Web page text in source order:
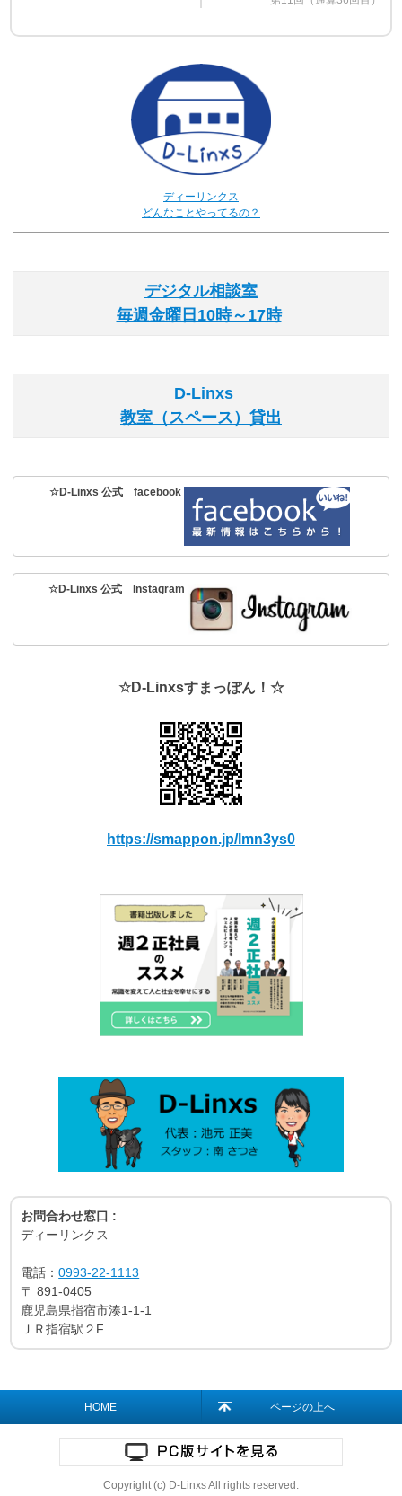
ディーリンクス
どんなことやってるの？
デジタル相談室
毎週金曜日10時～17時
D-Linxs
教室（スペース）貸出
☆D-Linxs 公式 facebook
☆D-Linxs 公式 Instagram
☆D-Linxsすまっぽん！☆
https://smappon.jp/lmn3ys0
お問合わせ窓口 :
ディーリンクス
電話：0993-22-1113
〒891-0405
鹿児島県指宿市湊1-1-1
ＪＲ指宿駅２F
HOME ページの上へ
Copyright (c) D-Linxs All rights reserved.